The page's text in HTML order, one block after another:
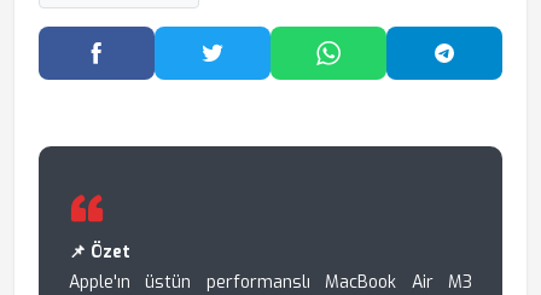
Facebook'ta PaylaşTwitter'da PaylaşWhatsApp'ta Paylaş
📌 Özet
Apple'ın üstün performanslı MacBook Air M3